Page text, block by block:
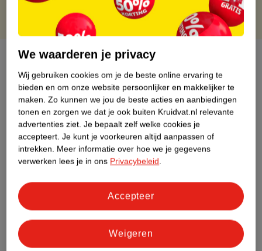
Over dit product
Productinformatie
Etiketinformatie
Nature Impact Score
Impact Score.
Meer informatie
Bestel & Bezorginformatie
We waarderen je privacy
Wij gebruiken cookies om je de beste online ervaring te
bieden en om onze website persoonlijker en makkelijker te
maken. Zo kunnen we jou de beste acties en aanbiedingen
tonen en zorgen we dat je ook buiten Kruidvat.nl relevante
advertenties ziet. Je bepaalt zelf welke cookies je
accepteert. Je kunt je voorkeuren altijd aanpassen of
intrekken. Meer informatie over hoe we je gegevens
verwerken lees je in ons Privacybeleid.
Weigeren
Accepteer